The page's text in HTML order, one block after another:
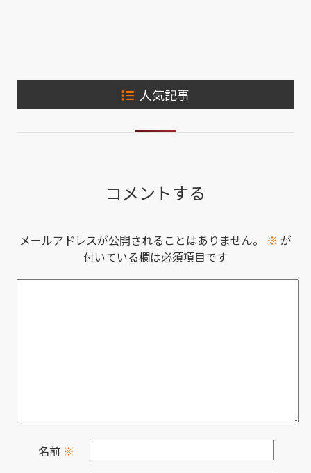
人気記事
コメントする
メールアドレスが公開されることはありません。 ※ が
付いている欄は必須項目です
名前 ※